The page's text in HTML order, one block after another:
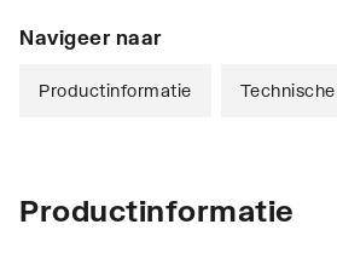
Navigeer naar
Productinformatie
Productinformatie